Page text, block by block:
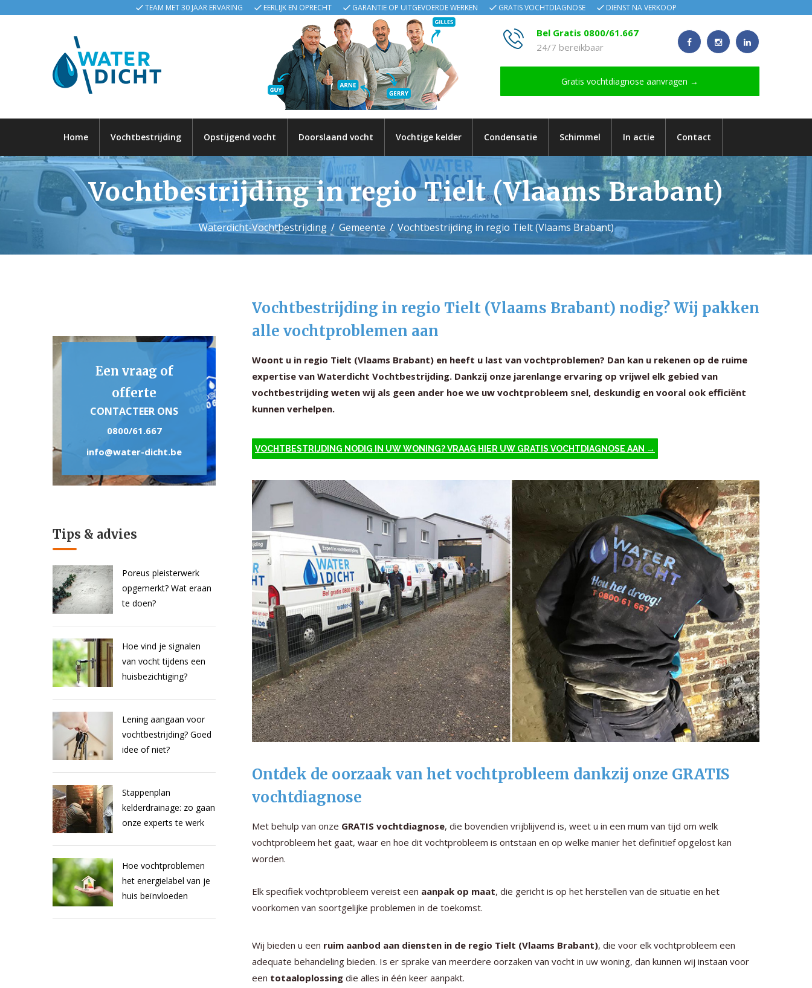
TEAM MET 30 JAAR ERVARING EERLIJK EN OPRECHT GARANTIE OP UITGEVOERDE WERKEN GRATIS VOCHTDIAGNOSE DIENST NA VERKOOP
Bel Gratis 0800/61.667
24/7 bereikbaar
Gratis vochtdiagnose aanvragen →
Home Vochtbestrijding Opstijgend vocht Doorslaand vocht Vochtige kelder Condensatie Schimmel In actie Contact
Vochtbestrijding in regio Tielt (Vlaams Brabant)
Waterdicht-Vochtbestrijding Gemeente Vochtbestrijding in regio Tielt (Vlaams Brabant)
Een vraag of
offerte
CONTACTEER ONS
0800/61.667
info@water-dicht.be
Tips & advies
Poreus pleisterwerk
opgemerkt? Wat eraan
te doen?
Hoe vind je signalen
van vocht tijdens een
huisbezichtiging?
Lening aangaan voor
vochtbestrijding? Goed
idee of niet?
Stappenplan
kelderdrainage: zo gaan
onze experts te werk
Hoe vochtproblemen
het energielabel van je
huis beïnvloeden
Vochtbestrijding in regio Tielt (Vlaams Brabant) nodig? Wij pakken
alle vochtproblemen aan
Woont u in regio Tielt (Vlaams Brabant) en heeft u last van vochtproblemen? Dan kan u rekenen op de ruime
expertise van Waterdicht Vochtbestrijding. Dankzij onze jarenlange ervaring op vrijwel elk gebied van
vochtbestrijding weten wij als geen ander hoe we uw vochtprobleem snel, deskundig en vooral ook efficiënt
kunnen verhelpen.
VOCHTBESTRIJDING NODIG IN UW WONING? VRAAG HIER UW GRATIS VOCHTDIAGNOSE AAN →
Ontdek de oorzaak van het vochtprobleem dankzij onze GRATIS
vochtdiagnose
Met behulp van onze GRATIS vochtdiagnose, die bovendien vrijblijvend is, weet u in een mum van tijd om welk
vochtprobleem het gaat, waar en hoe dit vochtprobleem is ontstaan en op welke manier het definitief opgelost kan
worden.
Elk specifiek vochtprobleem vereist een aanpak op maat, die gericht is op het herstellen van de situatie en het
voorkomen van soortgelijke problemen in de toekomst.
Wij bieden u een ruim aanbod aan diensten in de regio Tielt (Vlaams Brabant), die voor elk vochtprobleem een
adequate behandeling bieden. Is er sprake van meerdere oorzaken van vocht in uw woning, dan kunnen wij instaan voor
een totaaloplossing die alles in één keer aanpakt.